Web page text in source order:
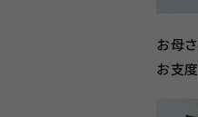
お母
お支